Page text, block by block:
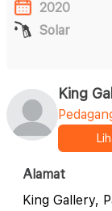
2020
Solar
King
Alamat
King Gallery,